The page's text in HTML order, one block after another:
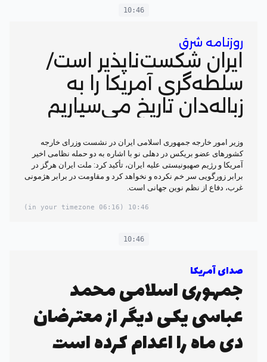
10:46
روزنامه شرق
ایران شکست‌ناپذیر است/
سلطه‌گری آمریکا را به
زباله‌دان تاریخ می‌سپاریم
وزیر امور خارجه جمهوری اسلامی ایران در نشست وزرای خارجه
کشورهای عضو بریکس در دهلی نو با اشاره به دو حمله نظامی اخیر
آمریکا و رژیم صهیونیستی علیه ایران، تأکید کرد: ملت ایران هرگز در
برابر زورگویی سر خم نکرده و نخواهد کرد و مقاومت در برابر هژمونی
غرب، دفاع از نظم نوین جهانی است.
10:46
(06:16 in your timezone)
10:46
صدای آمریکا
جمهوری اسلامی محمد
عباسی یکی دیگر از معترضان
دی ماه را اعدام کرده است